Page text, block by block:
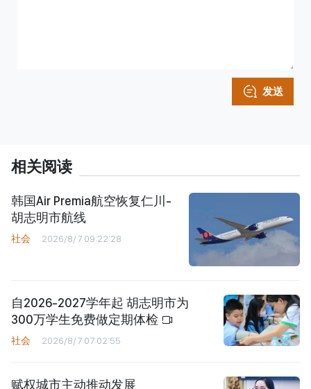
发送
相关阅读
韩国Air Premia航空恢复仁川-
胡志明市航线
社会 2026/8/7 09:22:28
自2026-2027学年起 胡志明市为
300万学生免费做定期体检
社会 2026/8/7 07:02:55
赋权城市主动推动发展